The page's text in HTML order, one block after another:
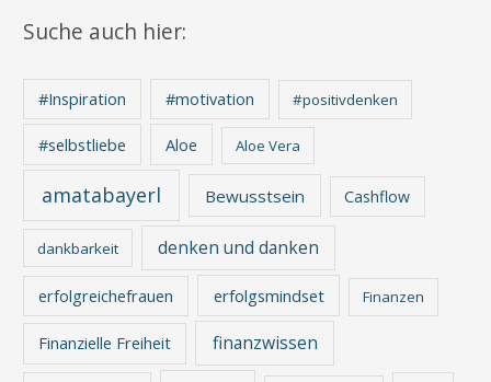
Suche auch hier:
#Inspiration #motivation #positivdenken
#selbstliebe Aloe Aloe Vera
amatabayerl Bewusstsein Cashflow
dankbarkeit denken und danken
erfolgreichefrauen erfolgsmindset Finanzen
Finanzielle Freiheit finanzwissen